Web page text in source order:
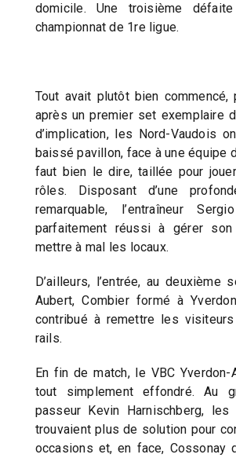
domicile. Une troisième
championnat de 1re ligue.
Tout avait plutôt bien commencé,
après un premier set exemplaire
d’implication, les Nord-Vaudois
baissé pavillon, face à une équipe
faut bien le dire, taillée pour
rôles. Disposant d’une
remarquable, l’entraîneur
parfaitement réussi à gérer
mettre à mal les locaux.
D’ailleurs, l’entrée, au deuxième
Aubert, Combier formé à
contribué à remettre les
rails.
En fin de match, le VBC Yverdon-
tout simplement effondré. Au
passeur Kevin Harnischberg, les
trouvaient plus de solution pour
occasions et, en face, Cossonay